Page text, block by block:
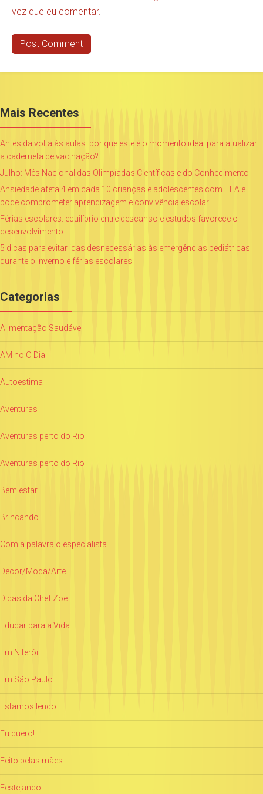
vez que eu comentar.
Mais Recentes
Antes da volta às aulas: por que este é o momento ideal para atualizar
a caderneta de vacinação?
Julho: Mês Nacional das Olimpíadas Científicas e do Conhecimento
Ansiedade afeta 4 em cada 10 crianças e adolescentes com TEA e
pode comprometer aprendizagem e convivência escolar
Férias escolares: equilíbrio entre descanso e estudos favorece o
desenvolvimento
5 dicas para evitar idas desnecessárias às emergências pediátricas
durante o inverno e férias escolares
Categorias
Alimentação Saudável
AM no O Dia
Autoestima
Aventuras
Aventuras perto do Rio
Aventuras perto do Rio
Bem estar
Brincando
Com a palavra o especialista
Decor/Moda/Arte
Dicas da Chef Zoë
Educar para a Vida
Em Niterói
Em São Paulo
Estamos lendo
Eu quero!
Feito pelas mães
Festejando